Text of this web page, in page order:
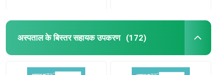
अस्पताल के बिस्तर सहायक उपकरण (172)